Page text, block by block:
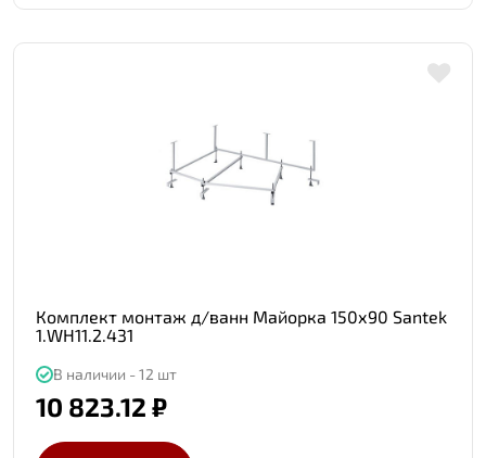
Комплект монтаж д/ванн Майорка 150х90 Santek
1.WH11.2.431
В наличии - 12 шт
10 823.12 ₽